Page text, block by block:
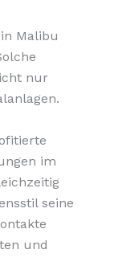
Malibu
nur
im
seine
und